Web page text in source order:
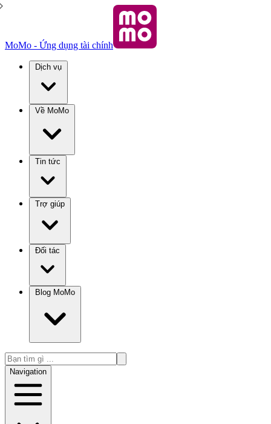
MoMo - Ứng dụng tài chính
Dịch vụ
Về MoMo
Tin tức
Trợ giúp
Đối tác
Blog MoMo
Navigation